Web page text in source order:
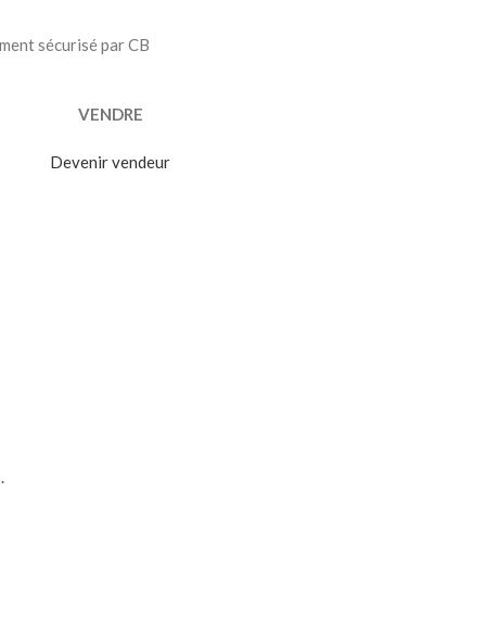
sécurisé par CB
VENDRE
Devenir vendeur